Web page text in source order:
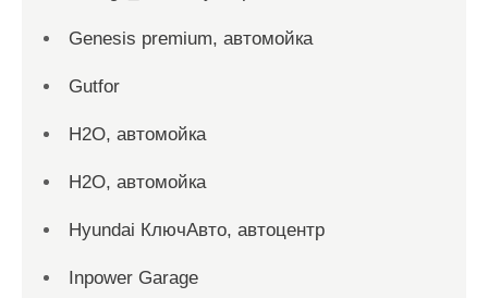
Genesis premium, автомойка
Gutfor
H2O, автомойка
H2O, автомойка
Hyundai КлючАвто, автоцентр
Inpower Garage